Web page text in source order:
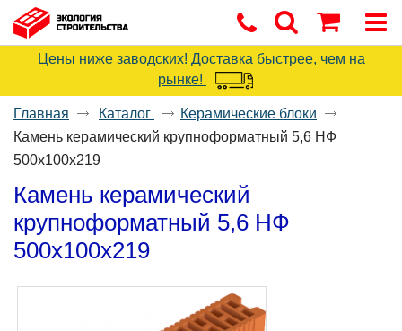
Цены ниже заводских! Доставка быстрее, чем на
рынке!
Главная Каталог
Керамические блоки
Камень керамический крупноформатный 5,6 НФ
500x100x219
Камень керамический
крупноформатный 5,6 НФ
500x100x219